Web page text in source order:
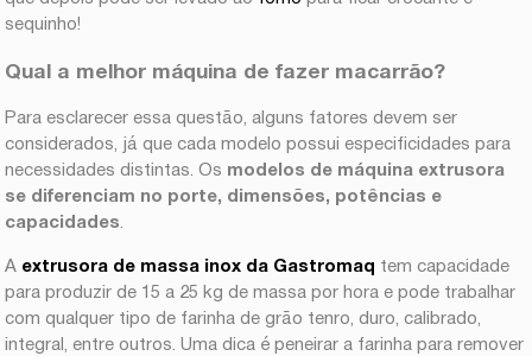
sequinho!
Qual a melhor máquina de fazer macarrão?
Para esclarecer essa questão, alguns fatores devem ser
considerados, já que cada modelo possui especificidades para
necessidades distintas. Os modelos de máquina extrusora
se diferenciam no porte, dimensões, potências e
capacidades.
A extrusora de massa inox da Gastromaq tem capacidade
para produzir de 15 a 25 kg de massa por hora e pode trabalhar
com qualquer tipo de farinha de grão tenro, duro, calibrado,
integral, entre outros. Uma dica é peneirar a farinha para remover